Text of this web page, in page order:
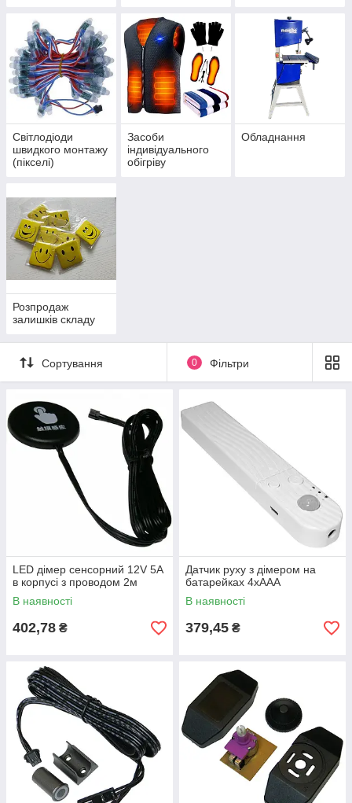
Світлодіоди
швидкого монтажу
(пікселі)
Засоби
індивідуального
обігріву
Обладнання
Розпродаж
залишків складу
Сортування 0 Фільтри
LED дімер сенсорний 12V 5A
в корпусі з проводом 2м
В наявності
402,78 ₴
Датчик руху з дімером на
батарейках 4xAAA
В наявності
379,45 ₴